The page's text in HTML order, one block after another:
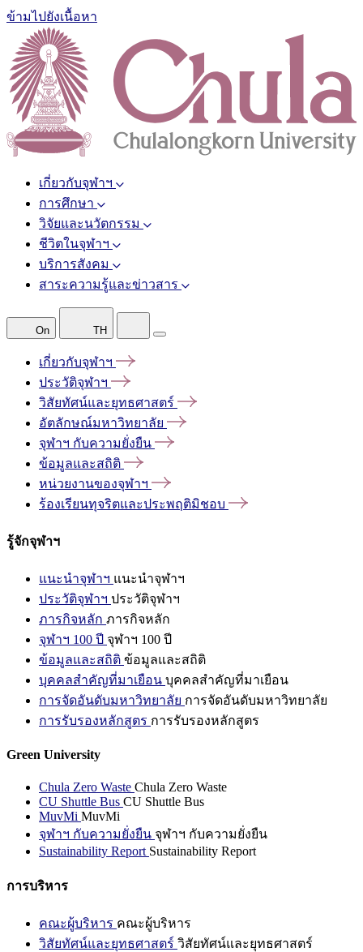
ข้ามไปยังเนื้อหา
เกี่ยวกับจุฬาฯ
การศึกษา
วิจัยและนวัตกรรม
ชีวิตในจุฬาฯ
บริการสังคม
สาระความรู้และข่าวสาร
On TH
เกี่ยวกับจุฬาฯ
ประวัติจุฬาฯ
วิสัยทัศน์และยุทธศาสตร์
อัตลักษณ์มหาวิทยาลัย
จุฬาฯ กับความยั่งยืน
ข้อมูลและสถิติ
หน่วยงานของจุฬาฯ
ร้องเรียนทุจริตและประพฤติมิชอบ
รู้จักจุฬาฯ
แนะนำจุฬาฯ แนะนำจุฬาฯ
ประวัติจุฬาฯ ประวัติจุฬาฯ
ภารกิจหลัก ภารกิจหลัก
จุฬาฯ 100 ปี จุฬาฯ 100 ปี
ข้อมูลและสถิติ ข้อมูลและสถิติ
บุคคลสำคัญที่มาเยือน บุคคลสำคัญที่มาเยือน
การจัดอันดับมหาวิทยาลัย การจัดอันดับมหาวิทยาลัย
การรับรองหลักสูตร การรับรองหลักสูตร
Green University
Chula Zero Waste Chula Zero Waste
CU Shuttle Bus CU Shuttle Bus
MuvMi MuvMi
จุฬาฯ กับความยั่งยืน จุฬาฯ กับความยั่งยืน
Sustainability Report Sustainability Report
การบริหาร
คณะผู้บริหาร คณะผู้บริหาร
วิสัยทัศน์และยุทธศาสตร์ วิสัยทัศน์และยุทธศาสตร์